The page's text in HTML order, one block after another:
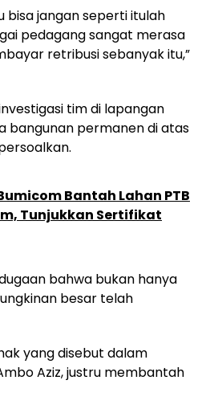
bisa jangan seperti itulah
pedagang sangat merasa
retribusi sebanyak itu,”
tim di lapangan
bangunan permanen di atas
Bantah Lahan PTB
Tunjukkan Sertifikat
bahwa bukan hanya
besar telah
yang disebut dalam
Aziz, justru membantah